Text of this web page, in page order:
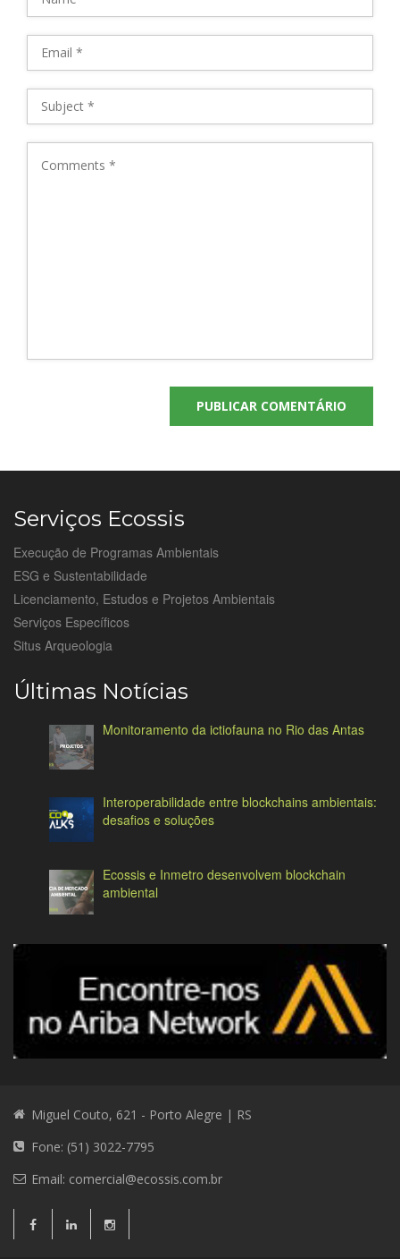
Serviços Ecossis
Execução de Programas Ambientais
ESG e Sustentabilidade
Licenciamento, Estudos e Projetos Ambientais
Serviços Específicos
Situs Arqueologia
Últimas Notícias
Monitoramento da ictiofauna no Rio das Antas
Interoperabilidade entre blockchains ambientais:
desafios e soluções
Ecossis e Inmetro desenvolvem blockchain
ambiental
Miguel Couto, 621 - Porto Alegre | RS
Fone: (51) 3022-7795
Email: comercial@ecossis.com.br